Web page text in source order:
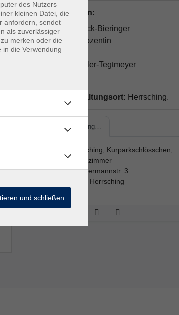
Dozent*in:
Jutta Rieck-Bieringer
Sprachdozentin
Eva Pichler-Tegtmeyer
Veranstaltungsort: Herrsching.
Herrsching…
Herrsching, Kurparkschlösschen,
Kaminzimmer
Scheuermannstr. 3
82211 Herrsching
des Nutzers
kleinen Datei, die
anfordern, sendet
als zuverlässiger
merken oder die
die Verwendung
und schließen